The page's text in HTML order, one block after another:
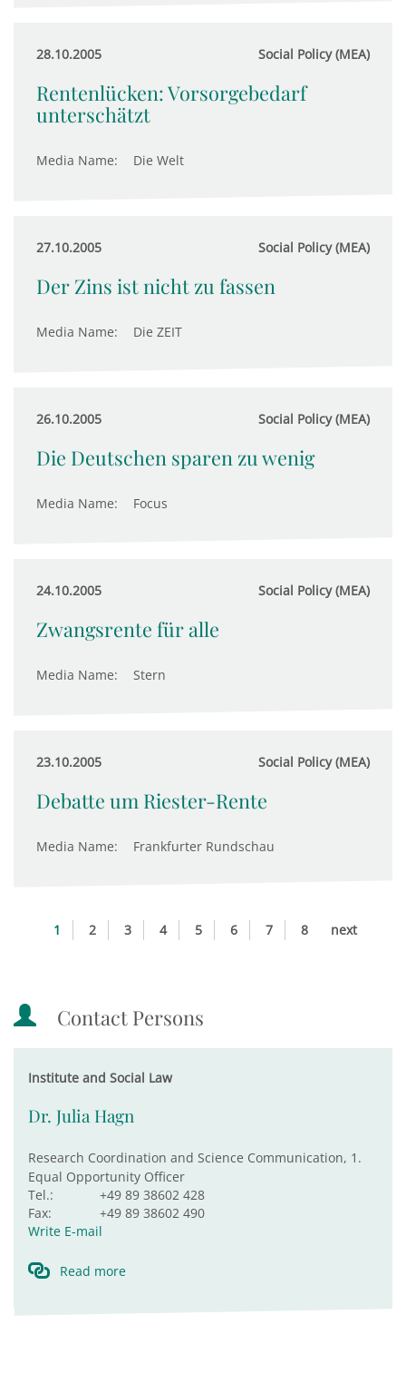
28.10.2005 Social Policy (MEA)
Rentenlücken: Vorsorgebedarf
unterschätzt
Media Name: Die Welt
27.10.2005 Social Policy (MEA)
Der Zins ist nicht zu fassen
Media Name: Die ZEIT
26.10.2005 Social Policy (MEA)
Die Deutschen sparen zu wenig
Media Name: Focus
24.10.2005 Social Policy (MEA)
Zwangsrente für alle
Media Name: Stern
23.10.2005 Social Policy (MEA)
Debatte um Riester-Rente
Media Name: Frankfurter Rundschau
1 2 3 4 5 6 7 8 next
Contact Persons
Institute and Social Law
Dr. Julia Hagn
Research Coordination and Science Communication, 1.
Equal Opportunity Officer
Tel.:
+49 89 38602 428
Fax:
+49 89 38602 490
Write E-mail
Read more